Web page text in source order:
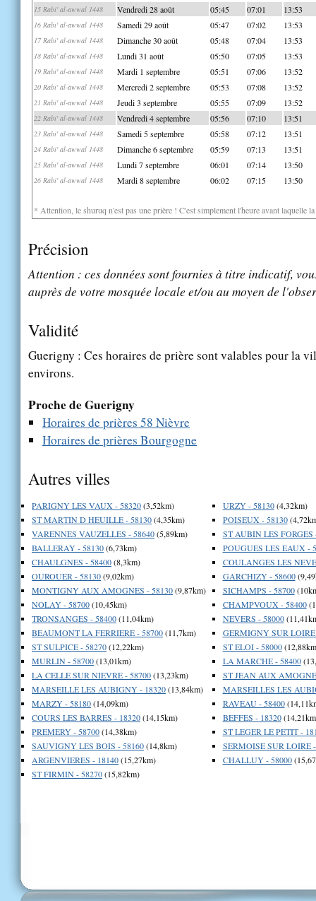
15 Rabi' al-awwal 1448 Vendredi 28 août 05:45 07:01 13:53
16 Rabi' al-awwal 1448 Samedi 29 août 05:47 07:02 13:53
17 Rabi' al-awwal 1448 Dimanche 30 août 05:48 07:04 13:53
18 Rabi' al-awwal 1448 Lundi 31 août 05:50 07:05 13:53
19 Rabi' al-awwal 1448 Mardi 1 septembre 05:51 07:06 13:52
20 Rabi' al-awwal 1448 Mercredi 2 septembre 05:53 07:08 13:52
21 Rabi' al-awwal 1448 Jeudi 3 septembre 05:55 07:09 13:52
22 Rabi' al-awwal 1448 Vendredi 4 septembre 05:56 07:10 13:51
23 Rabi' al-awwal 1448 Samedi 5 septembre 05:58 07:12 13:51
24 Rabi' al-awwal 1448 Dimanche 6 septembre 05:59 07:13 13:51
25 Rabi' al-awwal 1448 Lundi 7 septembre 06:01 07:14 13:50
26 Rabi' al-awwal 1448 Mardi 8 septembre 06:02 07:15 13:50
* Attention, le shuruq n'est pas une prière ! C'est simplement l'heure avant laquelle
Précision
Attention : ces données sont fournies à titre indicatif,
auprès de votre mosquée locale et/ou au moyen de
Validité
Guerigny : Ces horaires de prière sont valables pour la
environs.
Proche de Guerigny
Horaires de prières 58 Nièvre
Horaires de prières Bourgogne
Autres villes
PARIGNY LES VAUX - 58320(3,52km)
ST MARTIN D HEUILLE - 58130(4,35km)
VARENNES VAUZELLES - 58640(5,89km)
BALLERAY - 58130(6,73km)
CHAULGNES - 58400(8,3km)
OUROUER - 58130(9,02km)
MONTIGNY AUX AMOGNES - 58130(9,87km)
NOLAY - 58700(10,45km)
TRONSANGES - 58400(11,04km)
BEAUMONT LA FERRIERE - 58700(11,7km)
ST SULPICE - 58270(12,22km)
MURLIN - 58700(13,01km)
LA CELLE SUR NIEVRE - 58700(13,23km)
MARSEILLE LES AUBIGNY - 18320(13,84km)
MARZY - 58180(14,09km)
COURS LES BARRES - 18320(14,15km)
PREMERY - 58700(14,38km)
SAUVIGNY LES BOIS - 58160(14,8km)
ARGENVIERES - 18140(15,27km)
ST FIRMIN - 58270(15,82km)
URZY - 58130(4,32km)
POISEUX - 58130
ST AUBIN LES FORGES
POUGUES LES EAUX -
COULANGES LES
GARCHIZY - 58600
SICHAMPS - 58700
CHAMPVOUX - 58400
NEVERS - 58000
GERMIGNY SUR LOIRE
ST ELOI - 58000
LA MARCHE - 58400
ST JEAN AUX
MARSEILLES LES
RAVEAU - 58400
BEFFES - 18320
ST LEGER LE PETIT -
SERMOISE SUR LOIRE
CHALLUY - 58000